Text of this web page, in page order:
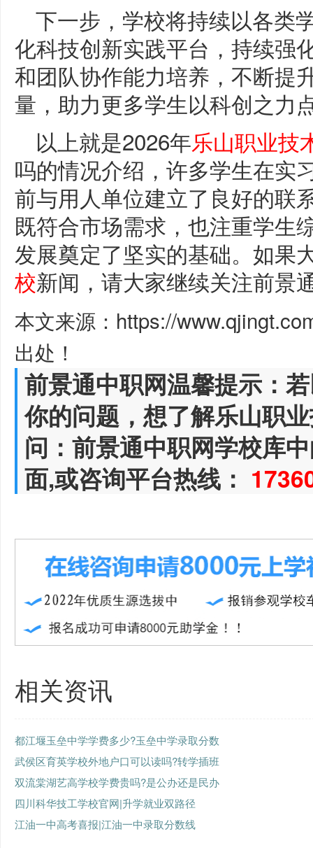
下一步，学校将持续以各类
化科技创新实践平台，持续强
和团队协作能力培养，不断提
量，助力更多学生以科创之力
以上就是2026年乐山职业技
吗的情况介绍，许多学生在实
前与用人单位建立了良好的联
既符合市场需求，也注重学生
发展奠定了坚实的基础。如果
校新闻，请大家继续关注前景
本文来源：https://
出处！
前景通中职网温馨提示：
你的问题，想了解乐山职
问：前景通中职网学校库
面,或咨询平台热线：
相关资讯
都江堰玉垒中学学费多少?玉垒中学录取分数
武侯区育英学校外地户口可以读吗?转学插班
双流棠湖艺高学校学费贵吗?是公办还是民办
四川科华技工学校官网|升学就业双路径
江油一中高考喜报|江油一中录取分数线